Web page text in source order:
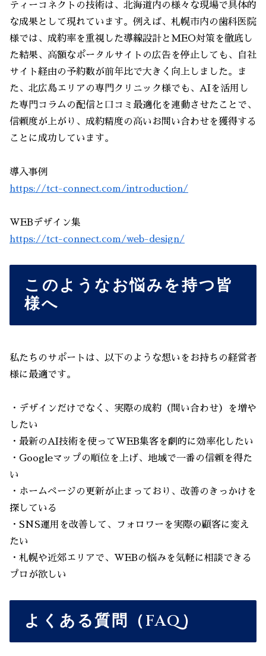
ティーコネクトの技術は、北海道内の様々な現場で具体的
な成果として現れています。例えば、札幌市内の歯科医院
様では、成約率を重視した導線設計とMEO対策を徹底し
た結果、高額なポータルサイトの広告を停止しても、自社
サイト経由の予約数が前年比で大きく向上しました。ま
た、北広島エリアの専門クリニック様でも、AIを活用し
た専門コラムの配信と口コミ最適化を連動させたことで、
信頼度が上がり、成約精度の高いお問い合わせを獲得する
ことに成功しています。
導入事例
https://tct-connect.com/introduction/
WEBデザイン集
https://tct-connect.com/web-design/
このようなお悩みを持つ皆
様へ
私たちのサポートは、以下のような想いをお持ちの経営者
様に最適です。
・デザインだけでなく、実際の成約（問い合わせ）を増や
したい
・最新のAI技術を使ってWEB集客を劇的に効率化したい
・Googleマップの順位を上げ、地域で一番の信頼を得た
い
・ホームページの更新が止まっており、改善のきっかけを
探している
・SNS運用を改善して、フォロワーを実際の顧客に変え
たい
・札幌や近郊エリアで、WEBの悩みを気軽に相談できる
プロが欲しい
よくある質問（FAQ）